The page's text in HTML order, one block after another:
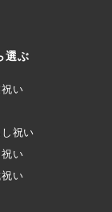
選ぶ
い
祝い
い
い